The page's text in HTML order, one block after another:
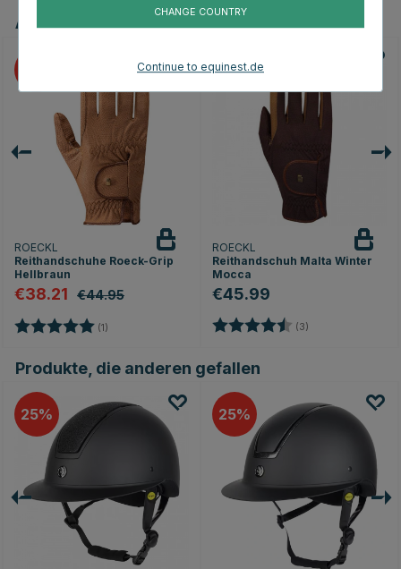
Andere Produkte, die Ihnen gefallen könnten
ROECKL
Reithandschuhe Roeck-Grip
Hellbraun
€38.21 €44.95
Bewertung: (1)
ROECKL
Reithandschuh Malta Winter
Mocca
€45.99
Bewertung: (3)
Produkte, die anderen gefallen
25 25
CHANGE COUNTRY
Continue to equinest.de